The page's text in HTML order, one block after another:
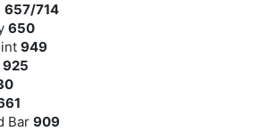
657/714
650
949
925
Bar 909